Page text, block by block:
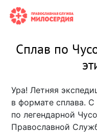
Сплав по
Ура! Летняя
в формате сплава.
по легендарной
Православной